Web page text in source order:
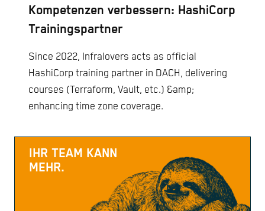
Kompetenzen verbessern: HashiCorp
Trainingspartner
Since 2022, Infralovers acts as official
HashiCorp training partner in DACH, delivering
courses (Terraform, Vault, etc.) &amp;
enhancing time zone coverage.
IHR TEAM KANN
MEHR.